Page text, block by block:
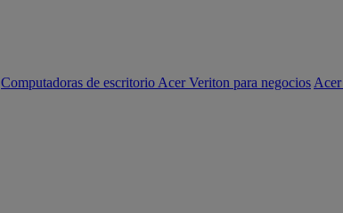
Computadoras de escritorio Acer Veriton para negocios